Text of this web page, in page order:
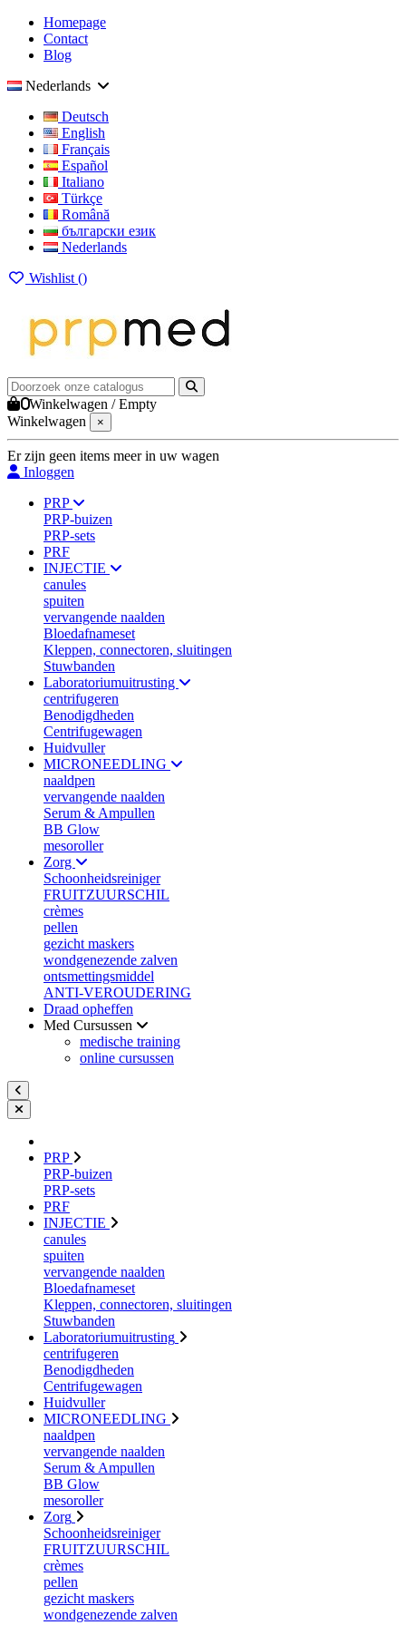
Homepage
Contact
Blog
Nederlands
Deutsch
English
Français
Español
Italiano
Türkçe
Română
български език
Nederlands
Wishlist ()
0Winkelwagen /Empty
Winkelwagen
×
Er zijn geen items meer in uw wagen
Inloggen
PRP
PRP-buizen
PRP-sets
PRF
INJECTIE
canules
spuiten
vervangende naalden
Bloedafnameset
Kleppen, connectoren, sluitingen
Stuwbanden
Laboratoriumuitrusting
centrifugeren
Benodigdheden
Centrifugewagen
Huidvuller
MICRONEEDLING
naaldpen
vervangende naalden
Serum & Ampullen
BB Glow
mesoroller
Zorg
Schoonheidsreiniger
FRUITZUURSCHIL
crèmes
pellen
gezicht maskers
wondgenezende zalven
ontsmettingsmiddel
ANTI-VEROUDERING
Draad opheffen
Med Cursussen
medische training
online cursussen
PRP
PRP-buizen
PRP-sets
PRF
INJECTIE
canules
spuiten
vervangende naalden
Bloedafnameset
Kleppen, connectoren, sluitingen
Stuwbanden
Laboratoriumuitrusting
centrifugeren
Benodigdheden
Centrifugewagen
Huidvuller
MICRONEEDLING
naaldpen
vervangende naalden
Serum & Ampullen
BB Glow
mesoroller
Zorg
Schoonheidsreiniger
FRUITZUURSCHIL
crèmes
pellen
gezicht maskers
wondgenezende zalven